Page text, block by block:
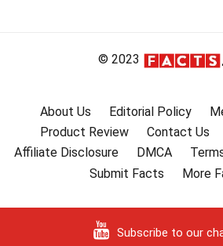
© 2023
About Us Editorial Policy
Product Review
Contact Us
Affiliate Disclosure
DMCA
Submit Facts
More
Subscribe to our